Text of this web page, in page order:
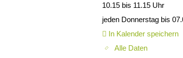
10.15 bis 11.15 Uhr
jeden Donnerstag bis
In Kalender speichern
Alle Daten